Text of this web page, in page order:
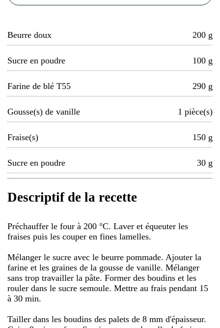
Beurre doux 200 g
Sucre en poudre 100 g
Farine de blé T55 290 g
Gousse(s) de vanille 1 pièce(s)
Fraise(s) 150 g
Sucre en poudre 30 g
Descriptif de la recette
Préchauffer le four à 200 °C. Laver et équeuter les
fraises puis les couper en fines lamelles.
Mélanger le sucre avec le beurre pommade. Ajouter la
farine et les graines de la gousse de vanille. Mélanger
sans trop travailler la pâte. Former des boudins et les
rouler dans le sucre semoule. Mettre au frais pendant 15
à 30 min.
Tailler dans les boudins des palets de 8 mm d'épaisseur.